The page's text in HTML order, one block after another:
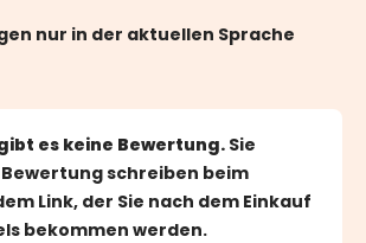
nur in der aktuellen Sprache
es keine Bewertung. Sie
schreiben beim
Link, der Sie nach dem Einkauf
bekommen werden.